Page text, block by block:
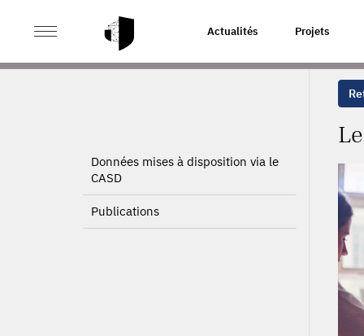
Actualités Projets
ACCUEIL LES COMPÉTENCES À L’ÈRE
Données mises à disposition via le
CASD
Publications